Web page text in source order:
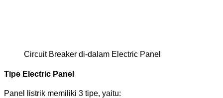
Circuit Breaker di-dalam Electric Panel
Tipe Electric Panel
Panel listrik memiliki 3 tipe, yaitu: